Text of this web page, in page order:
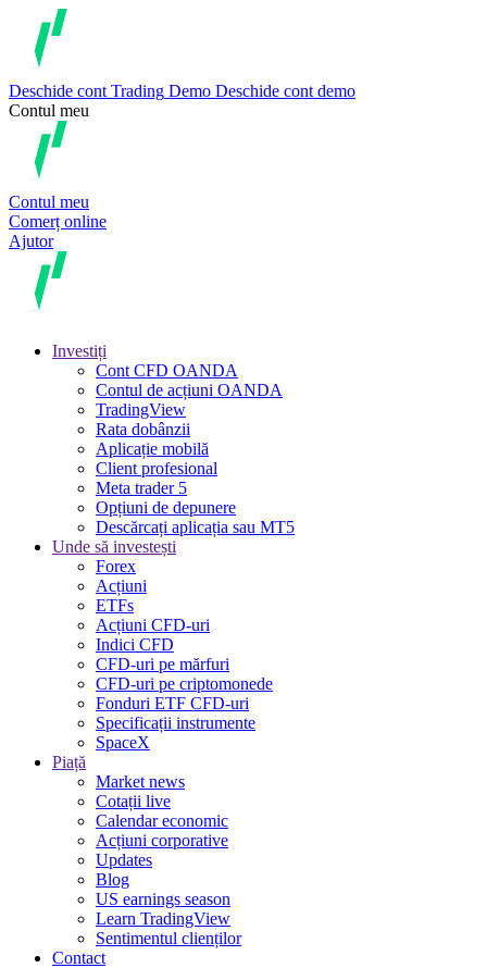
Deschide cont Trading Demo Deschide cont demo
Contul meu
Contul meu
Comerț online
Ajutor
Investiți
Cont CFD OANDA
Contul de acțiuni OANDA
TradingView
Rata dobânzii
Aplicație mobilă
Client profesional
Meta trader 5
Opțiuni de depunere
Descărcați aplicația sau MT5
Unde să investești
Forex
Acțiuni
ETFs
Acțiuni CFD-uri
Indici CFD
CFD-uri pe mărfuri
CFD-uri pe criptomonede
Fonduri ETF CFD-uri
Specificații instrumente
SpaceX
Piață
Market news
Cotații live
Calendar economic
Acțiuni corporative
Updates
Blog
US earnings season
Learn TradingView
Sentimentul clienților
Contact